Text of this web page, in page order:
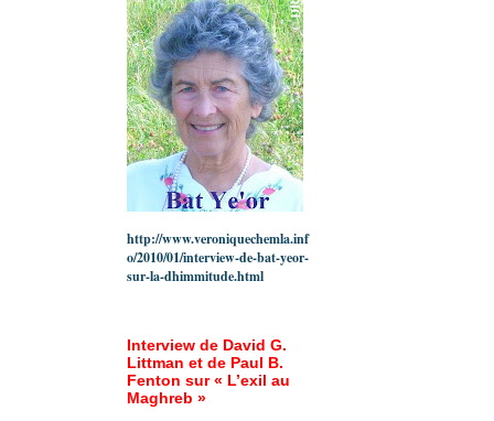
http://www.veroniquechemla.inf
o/2010/01/interview-de-bat-yeor-
sur-la-dhimmitude.html
Interview de David G.
Littman et de Paul B.
Fenton sur « L’exil au
Maghreb »